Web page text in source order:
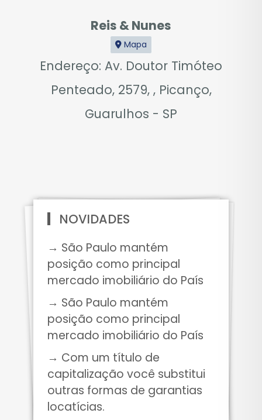
Reis & Nunes
Mapa
Endereço: Av. Doutor Timóteo
Penteado, 2579, , Picanço,
Guarulhos - SP
NOVIDADES
→ São Paulo mantém
posição como principal
mercado imobiliário do País
→ São Paulo mantém
posição como principal
mercado imobiliário do País
→ Com um título de
capitalização você substitui
outras formas de garantias
locatícias.